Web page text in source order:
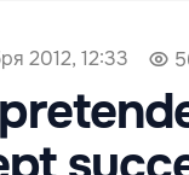
2012, 12:33